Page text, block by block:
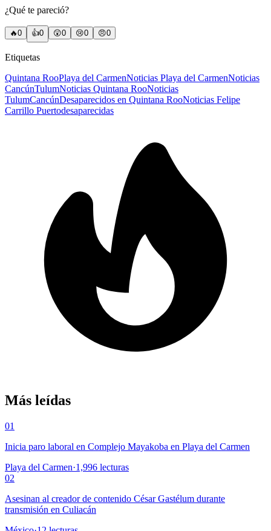
¿Qué te pareció?
🔥0 👍0 😲0 😢0 😠0
Etiquetas
Quintana RooPlaya del CarmenNoticias Playa del CarmenNoticias
CancúnTulumNoticias Quintana RooNoticias
TulumCancúnDesaparecidos en Quintana RooNoticias Felipe
Carrillo Puertodesaparecidas
Más leídas
01
Inicia paro laboral en Complejo Mayakoba en Playa del Carmen
Playa del Carmen·1,996 lecturas
02
Asesinan al creador de contenido César Gastélum durante
transmisión en Culiacán